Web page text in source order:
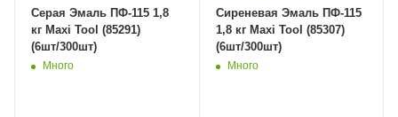
Серая Эмаль ПФ-115 1,8
кг Maxi Tool (85291)
(6шт/300шт)
Много
Сиреневая Эмаль ПФ-115
1,8 кг Maxi Tool (85307)
(6шт/300шт)
Много